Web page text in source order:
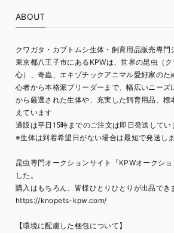
ABOUT
クワガタ・カブトムシ生体・飼育用品販売専門
東京都八王子市にあるKPWは、世界の昆虫（
心）、奇蟲、エキゾチックアニマル愛好家のた
心者から本格派ブリーダーまで、幅広いニーズ
から厳選された生体や、充実した飼育用品、標
えています
通販は平日15時までのご注文は即日発送してい
※生体は到着希望日がない場合は最短で発送しま
昆虫専門オークションサイト『KPWオークシ
した。
購入はもちろん、皆様ひとりひとりが出品でき
https://knopets-kpw.com/
【環境に配慮した梱包について】